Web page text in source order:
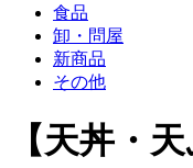
食品
卸・問屋
新商品
その他
【天丼・